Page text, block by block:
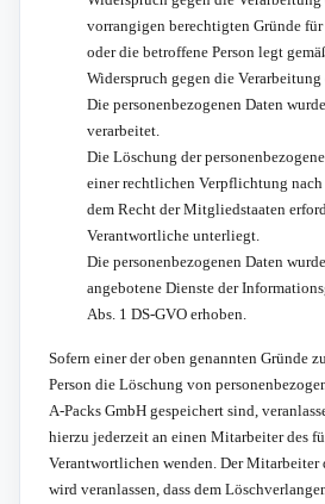
vorrangigen berechtigten Gründe
oder die betroffene Person legt
Widerspruch gegen die Verarbeitung
Die personenbezogenen Daten
verarbeitet.
Die Löschung der
einer rechtlichen Verpflichtung
dem Recht der Mitgliedstaaten
Verantwortliche unterliegt.
Die personenbezogenen Daten
angebotene Dienste der
Abs. 1 DS-GVO erhoben.
Sofern einer der oben genannten Gründe
Person die Löschung von
A-Packs GmbH gespeichert sind,
hierzu jederzeit an einen Mitarbeiter des
Verantwortlichen wenden. Der Mitarbeiter
wird veranlassen, dass dem